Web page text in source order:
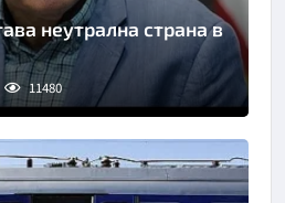
неутрална страна в
11480